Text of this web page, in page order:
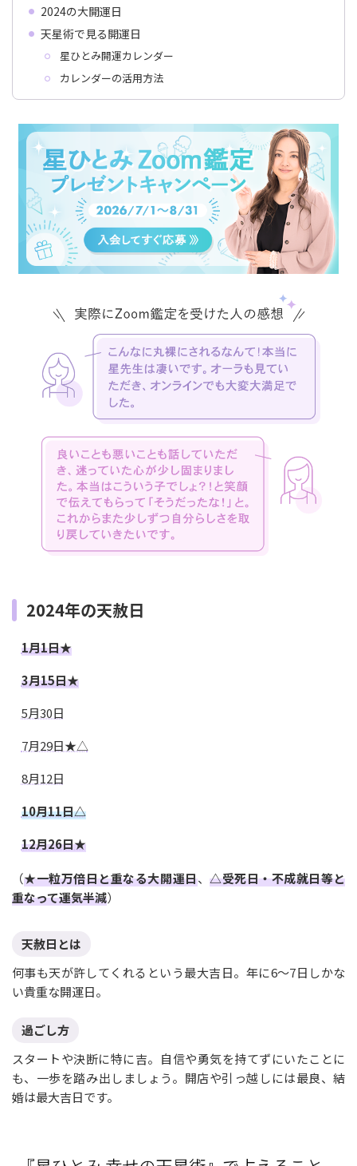
2024の大開運日
天星術で見る開運日
星ひとみ開運カレンダー
カレンダーの活用方法
2024年の天赦日
1月1日★
3月15日★
5月30日
7月29日★△
8月12日
10月11日△
12月26日★
（★一粒万倍日と重なる大開運日、△受死日・不成就日等と
重なって運気半減）
天赦日とは
何事も天が許してくれるという最大吉日。年に6〜7日しかな
い貴重な開運日。
過ごし方
スタートや決断に特に吉。自信や勇気を持てずにいたことに
も、一歩を踏み出しましょう。開店や引っ越しには最良、結
婚は最大吉日です。